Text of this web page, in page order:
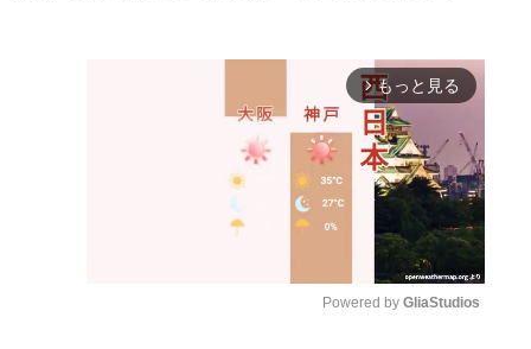
arrow_forward_ios もっと見る
Powered by GliaStudios